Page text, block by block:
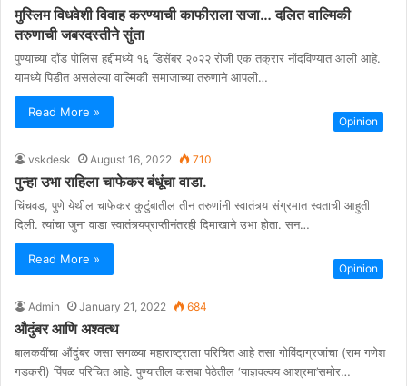
मुस्लिम विधवेशी विवाह करण्याची काफीराला सजा… दलित वाल्मिकी
तरुणाची जबरदस्तीने सुंता
पुण्याच्या दौंड पोलिस हद्दीमध्ये १६ डिसेंबर २०२२ रोजी एक तक्रार नोंदविण्यात आली आहे.
यामध्ये पिडीत असलेल्या वाल्मिकी समाजाच्या तरुणाने आपली…
Read More »
Opinion
vskdesk August 16, 2022 710
पुन्हा उभा राहिला चाफेकर बंधूंचा वाडा.
चिंचवड, पुणे येथील चाफेकर कुटुंबातील तीन तरुणांनी स्वातंत्र्य संग्रमात स्वताची आहुती
दिली. त्यांचा जुना वाडा स्वातंत्र्यप्राप्तीनंतरही दिमाखाने उभा होता. सन…
Read More »
Opinion
Admin January 21, 2022 684
औदुंबर आणि अश्वत्थ
बालकवींचा औंदुंबर जसा सगळ्या महाराष्ट्राला परिचित आहे तसा गोविंदाग्रजांचा (राम गणेश
गडकरी) पिंपळ परिचित आहे. पुण्यातील कसबा पेठेतील ‘याज्ञवल्क्य आश्रमा’समोर…